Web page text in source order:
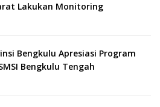
Lakukan Monitoring
Bengkulu Apresiasi Program
Bengkulu Tengah